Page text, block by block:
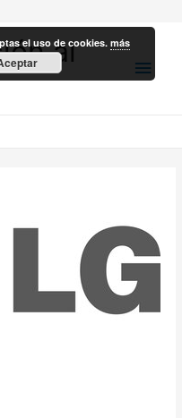
al
el uso de cookies.más